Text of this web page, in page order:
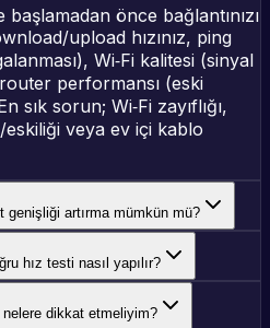
önce bağlantınızı
upload hızınız, ping
Wi‑Fi kalitesi (sinyal
performansı (eski
sık sorun; Wi‑Fi zayıflığı,
eskiliği veya ev içi kablo
genişliği artırma mümkün mü?
hız testi nasıl yapılır?
dikkat etmeliyim?